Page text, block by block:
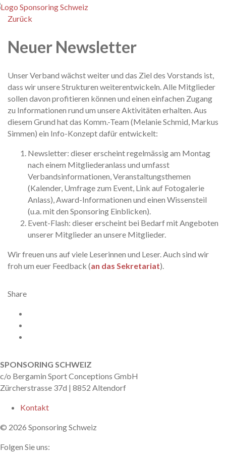
Zurück
Neuer Newsletter
Unser Verband wächst weiter und das Ziel des Vorstands ist,
dass wir unsere Strukturen weiterentwickeln. Alle Mitglieder
sollen davon profitieren können und einen einfachen Zugang
zu Informationen rund um unsere Aktivitäten erhalten. Aus
diesem Grund hat das Komm.-Team (Melanie Schmid, Markus
Simmen) ein Info-Konzept dafür entwickelt:
Newsletter: dieser erscheint regelmässig am Montag
nach einem Mitgliederanlass und umfasst
Verbandsinformationen, Veranstaltungsthemen
(Kalender, Umfrage zum Event, Link auf Fotogalerie
Anlass), Award-Informationen und einen Wissensteil
(u.a. mit den Sponsoring Einblicken).
Event-Flash: dieser erscheint bei Bedarf mit Angeboten
unserer Mitglieder an unsere Mitglieder.
Wir freuen uns auf viele Leserinnen und Leser. Auch sind wir
froh um euer Feedback (an das Sekretariat).
Share
SPONSORING SCHWEIZ
c/o Bergamin Sport Conceptions GmbH
Zürcherstrasse 37d | 8852 Altendorf
Kontakt
© 2026 Sponsoring Schweiz
Folgen Sie uns: